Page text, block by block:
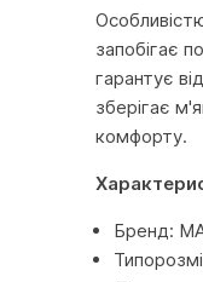
запобігає
гарантує
зберігає
комфорту.
Бренд: